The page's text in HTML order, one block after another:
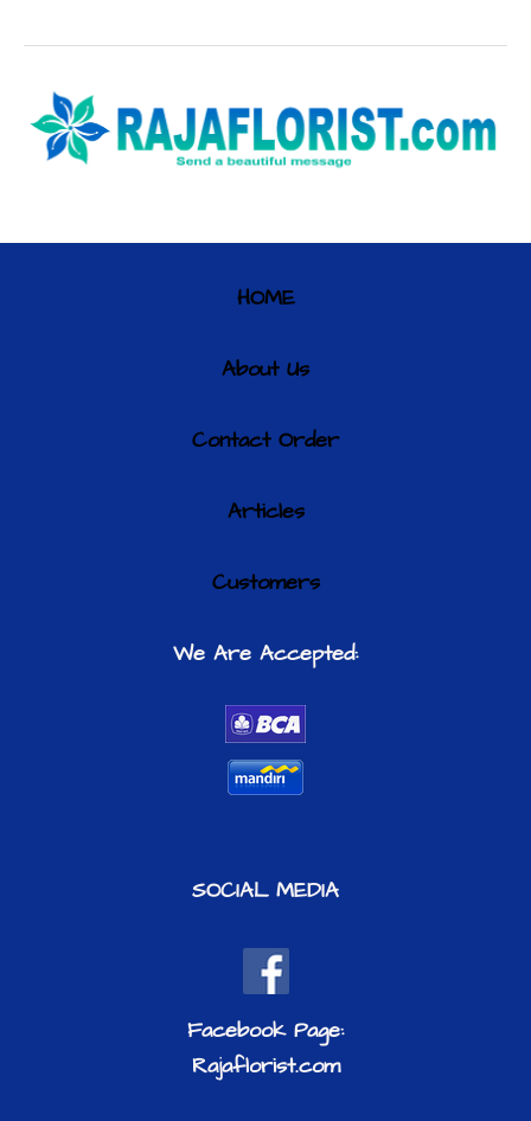
HOME
About Us
Contact Order
Articles
Customers
We Are Accepted:
SOCIAL MEDIA
Facebook Page:​
​Rajaflorist.com